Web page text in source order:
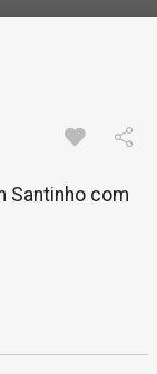
Santinho com